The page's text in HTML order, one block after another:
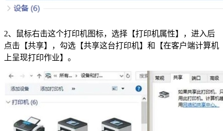
2、鼠标右击这个打印机图标，选择【打印机属性】，进入后
点击【共享】，勾选【共享这台打印机】和【在客户端计算机
上呈现打印作业】。